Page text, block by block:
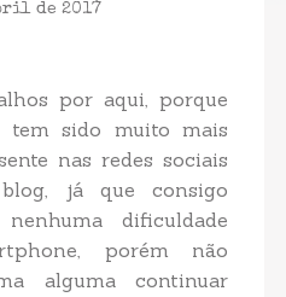
de 2017
por aqui, porque
tem sido muito mais
nas redes sociais
já que consigo
dificuldade
porém não
alguma continuar